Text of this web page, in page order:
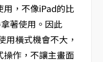
用，不像iPad的比
著使用。因此
用橫式機會不大，
作，不讓主畫面